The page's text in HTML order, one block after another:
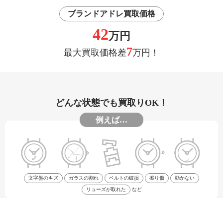
ブランドアドレ買取価格
42万円
最大買取価格差7万円！
どんな状態でも買取りOK！
例えば…
文字盤のキズ ガラスの割れ ベルトの破損 擦り傷 動かない
リューズが取れた など